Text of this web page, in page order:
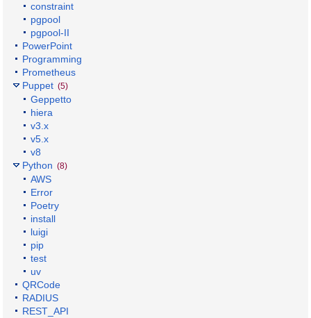
constraint
pgpool
pgpool-II
PowerPoint
Programming
Prometheus
Puppet (5)
Geppetto
hiera
v3.x
v5.x
v8
Python (8)
AWS
Error
Poetry
install
luigi
pip
test
uv
QRCode
RADIUS
REST_API